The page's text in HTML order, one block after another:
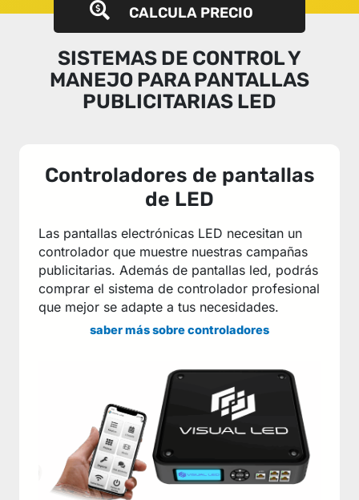
CALCULA PRECIO
SISTEMAS DE CONTROL Y
MANEJO PARA PANTALLAS
PUBLICITARIAS LED
Controladores de pantallas
de LED
Las pantallas electrónicas LED necesitan un
controlador que muestre nuestras campañas
publicitarias. Además de pantallas led, podrás
comprar el sistema de controlador profesional
que mejor se adapte a tus necesidades.
saber más sobre controladores